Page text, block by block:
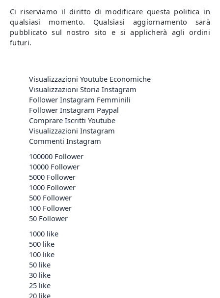
Ci riserviamo il diritto di modificare questa politica in
qualsiasi momento. Qualsiasi aggiornamento sarà
pubblicato sul nostro sito e si applicherà agli ordini
futuri.
Visualizzazioni Youtube Economiche
Visualizzazioni Storia Instagram
Follower Instagram Femminili
Follower Instagram Paypal
Comprare Iscritti Youtube
Visualizzazioni Instagram
Commenti Instagram
100000 Follower
10000 Follower
5000 Follower
1000 Follower
500 Follower
100 Follower
50 Follower
1000 like
500 like
100 like
50 like
30 like
25 like
20 like